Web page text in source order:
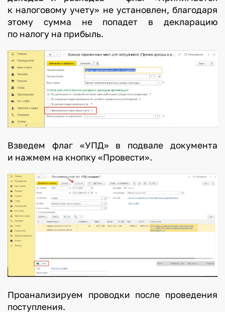
к налоговому учету» не установлен, благодаря
этому сумма не попадет в декларацию
по налогу на прибыль.
Взведем флаг «УПД» в подвале документа
и нажмем на кнопку «Провести».
Проанализируем проводки после проведения
поступления.